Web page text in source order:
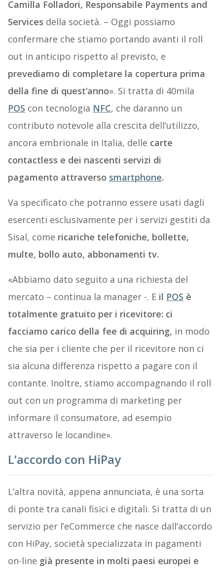
Camilla Folladori, Responsabile Payments and
Services della società. – Oggi possiamo
confermare che stiamo portando avanti il roll
out in anticipo rispetto al previsto, e
prevediamo di completare la copertura prima
della fine di quest’anno». Si tratta di 40mila
POS con tecnologia NFC, che daranno un
contributo notevole alla crescita dell’utilizzo,
ancora embrionale in Italia, delle carte
contactless e dei nascenti servizi di
pagamento attraverso smartphone.
Va specificato che potranno essere usati dagli
esercenti esclusivamente per i servizi gestiti da
Sisal, come ricariche telefoniche, bollette,
multe, bollo auto, abbonamenti tv.
«Abbiamo dato seguito a una richiesta del
mercato – continua la manager -. E il POS è
totalmente gratuito per i ricevitore: ci
facciamo carico della fee di acquiring, in modo
che sia per i cliente che per il ricevitore non ci
sia alcuna differenza rispetto a pagare con il
contante. Inoltre, stiamo accompagnando il roll
out con un programma di marketing per
informare il consumatore, ad esempio
attraverso le locandine».
L’accordo con HiPay
L’altra novità, appena annunciata, è una sorta
di ponte tra canali fisici e digitali. Si tratta di un
servizio per l’eCommerce che nasce dall’accordo
con HiPay, società specializzata in pagamenti
on-line già presente in molti paesi europei e